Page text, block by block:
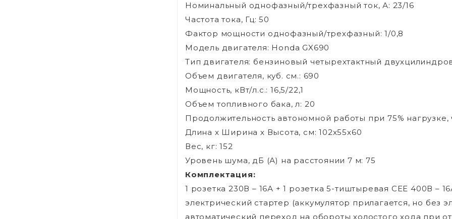
Номинальный однофазный/трехфазный ток, А: 23/16
Частота тока, Гц: 50
Фактор мощности однофазный/трехфазный: 1/0,8
Модель двигателя: Honda GX690
Тип двигателя: бензиновый четырехтактный
Объем двигателя, куб. см.: 690
Мощность, кВт/л.с.: 16,5/22,1
Объем топливного бака, л: 20
Продолжительность автономной работы при 75% нагрузке,
Длина х Ширина х Высота, см: 102x55x60
Вес, кг: 152
Уровень шума, дБ (А) на расстоянии 7 м: 75
Комплектация:
1 розетка 230В – 16А + 1 розетка 5-тиштыревая СЕЕ 400В –
электрический стартер (аккумулятор прилагается, но без
автоматический переход на обороты холостого хода при